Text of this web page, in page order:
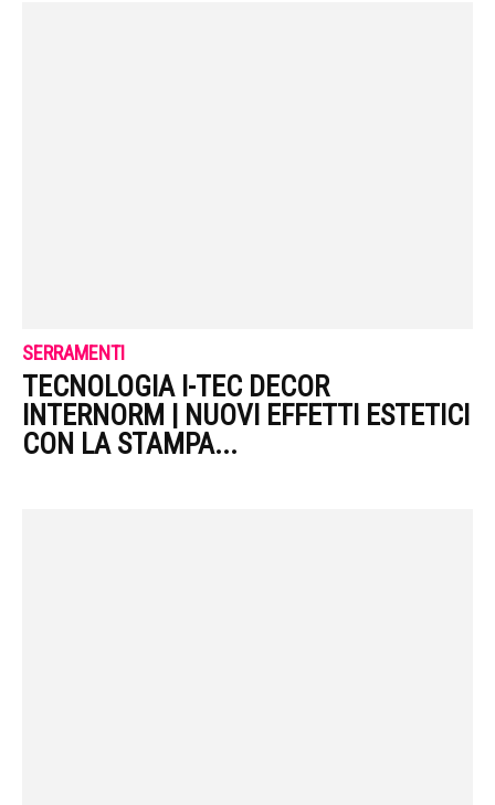
SERRAMENTI
TECNOLOGIA I-TEC DECOR
INTERNORM | NUOVI EFFETTI ESTETICI
CON LA STAMPA...